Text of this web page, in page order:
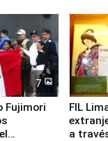
7
Fujimori
FIL
a